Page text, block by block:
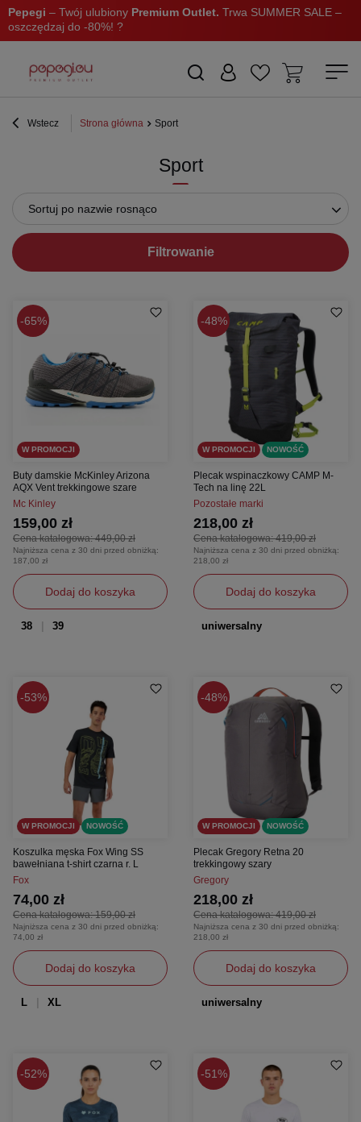
Pepegi – Twój ulubiony Premium Outlet. Trwa SUMMER SALE –
oszczędzaj do -80%! ?
Wstecz Strona główna Sport
Sport
Sortuj po nazwie rosnąco
Filtrowanie
65%
W PROMOCJI
Buty damskie McKinley Arizona
AQX Vent trekkingowe szare
Mc Kinley
Cena katalogowa:449,00 zł
159,00 zł
Najniższa cena z 30 dni przed obniżką:
187,00 zł
Dodaj do koszyka
38 39
48%
W PROMOCJI NOWOŚĆ
Plecak wspinaczkowy CAMP M-
Tech na linę 22L
Pozostałe marki
Cena katalogowa:419,00 zł
218,00 zł
Najniższa cena z 30 dni przed obniżką:
218,00 zł
Dodaj do koszyka
uniwersalny
53%
W PROMOCJI NOWOŚĆ
Koszulka męska Fox Wing SS
bawełniana t-shirt czarna r. L
Fox
Cena katalogowa:159,00 zł
74,00 zł
Najniższa cena z 30 dni przed obniżką:
74,00 zł
Dodaj do koszyka
L XL
48%
W PROMOCJI NOWOŚĆ
Plecak Gregory Retna 20
trekkingowy szary
Gregory
Cena katalogowa:419,00 zł
218,00 zł
Najniższa cena z 30 dni przed obniżką:
218,00 zł
Dodaj do koszyka
uniwersalny
52% 51%